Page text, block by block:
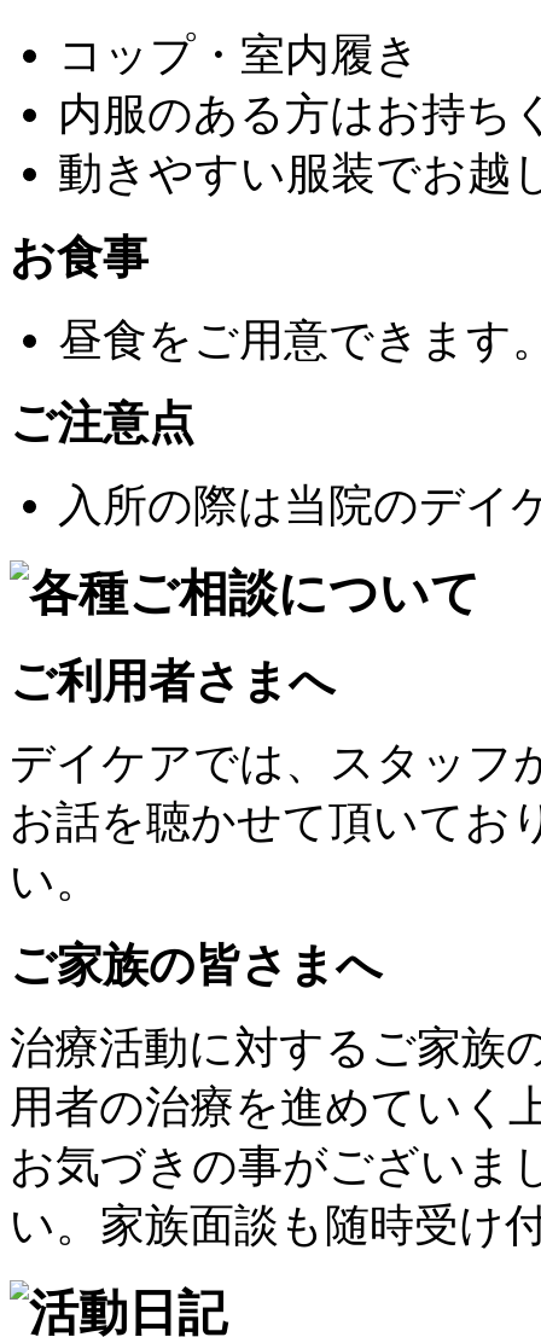
コップ・室内履き
内服のある方はお持ち
動きやすい服装でお越
お食事
昼食をご用意できます
ご注意点
入所の際は当院のデイ
ご利用者さまへ
デイケアでは、スタッフ
お話を聴かせて頂いてお
い。
ご家族の皆さまへ
治療活動に対するご家族
用者の治療を進めていく
お気づきの事がございま
い。家族面談も随時受け